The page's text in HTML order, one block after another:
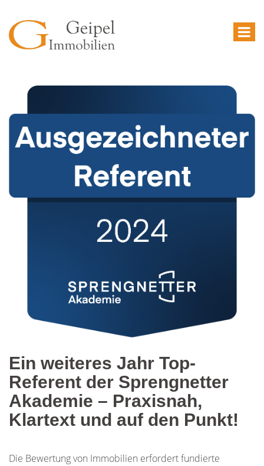
Ein weiteres Jahr Top-
Referent der Sprengnetter
Akademie – Praxisnah,
Klartext und auf den Punkt!
Die Bewertung von Immobilien erfordert fundierte